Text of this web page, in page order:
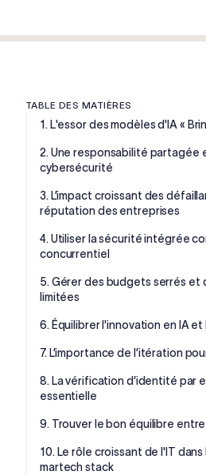
TABLE DES MATIÈRES
1. L'essor des modèles d'IA «
2. Une responsabilité partagée
cybersécurité
3. L’impact croissant des
réputation des entreprises
4. Utiliser la sécurité intégrée
concurrentiel
5. Gérer des budgets serrés et
limitées
6. Équilibrer l'innovation en IA
7. L’importance de l’itération
8. La vérification d’identité par
essentielle
9. Trouver le bon équilibre
10. Le rôle croissant de l'IT
martech stack